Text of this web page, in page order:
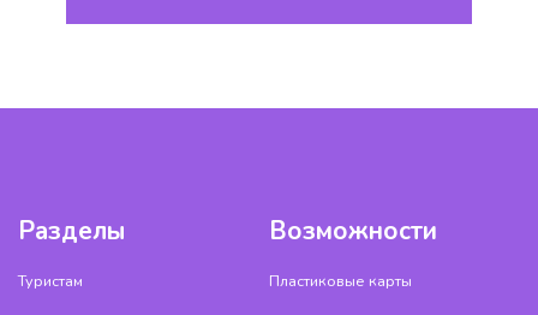
Разделы
Туристам
Возможности
Пластиковые карты